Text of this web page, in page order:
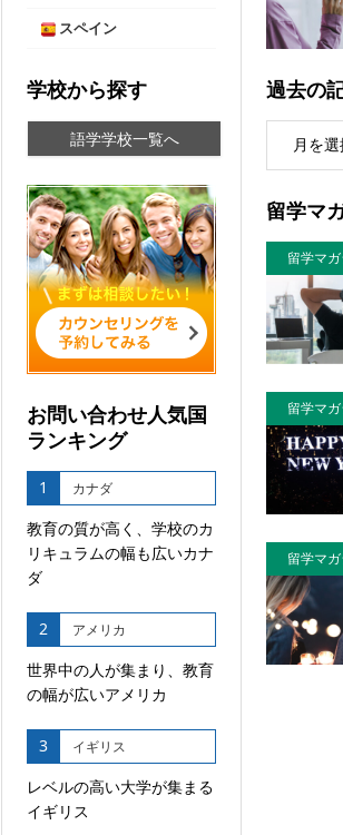
スペイン
学校から探す
語学学校一覧へ
お問い合わせ人気国
ランキング
1 カナダ
教育の質が高く、学校のカ
リキュラムの幅も広いカナ
ダ
2 アメリカ
世界中の人が集まり、教育
の幅が広いアメリカ
3 イギリス
レベルの高い大学が集まる
イギリス
過去の
留学マ
留学マ
留学マ
留学マ